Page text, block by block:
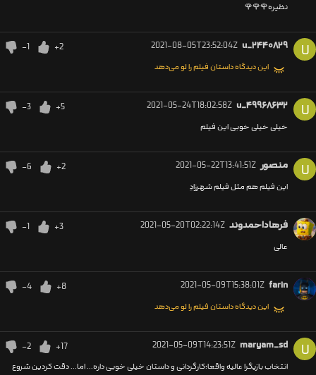
نظیره🌹🌹🌹
U u_۲۴۴۰۸۲۹ 2021-08-05T23:52:04Z
+2
-1
این دیدگاه داستان فیلم را لو می‌دهد
U u_۴۹۹۶۸۶۳۲ 2021-05-24T18:02:58Z
+5
-3
خیلی خیلی خوبی این فیلم
U منصور 2021-05-22T13:41:51Z
+2
-6
این فیلم هم مثل فیلم شهرزادِ
فرهاداحمدوند 2021-05-20T02:22:14Z
+3
-1
عالی
farin
2021-05-09T15:38:01Z
+8
-4
این دیدگاه داستان فیلم را لو می‌دهد
U
maryam_sd
2021-05-09T14:23:51Z
+17
-2
انتخاب بازیگرا عالیه واقعا؛کارگردانی و داستان خیلی خوبی داره... اما... دقت کردین شروع